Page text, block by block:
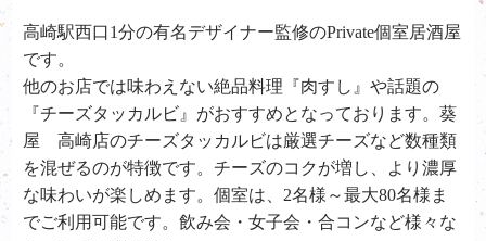
高崎駅西口1分の有名デザイナー監修のPrivate個室居酒屋
です。
他のお店では味わえない絶品料理『肉すし』や話題の
『チーズタッカルビ』がおすすめとなっております。葵
屋 高崎店のチーズタッカルビは厳選チーズなど数種類
を混ぜるのが特徴です。チーズのコクが増し、より濃厚
な味わいが楽しめます。個室は、2名様～最大80名様ま
でご利用可能です。飲み会・女子会・合コンなど様々な